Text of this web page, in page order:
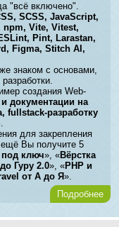
"всё включено".
SCSS, JavaScript,
npm, Vite, Vitest,
Pint, Larastan,
Figma, Stitch AI,
знаком с основами,
создания Web-
документации на
fullstack-разработку
.
для закрепления
ещё Вы получите 5
под ключ», «Вёрстка
Гуру 2.0», «PHP и
от А до Я».
Подробнее